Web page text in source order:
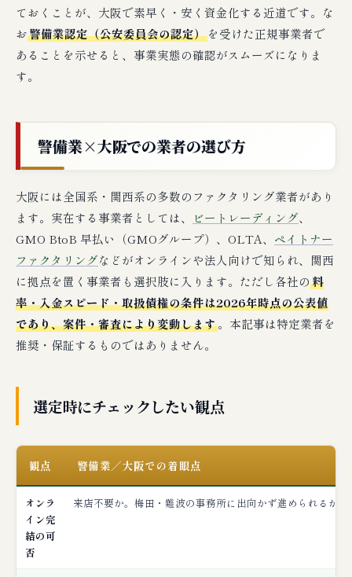
ておくことが、大阪で素早く・安く資金化する近道です。な
お警備業認定（公安委員会の認定）を受けた正規事業者で
あることを示せると、事業実態の確認がスムーズになりま
す。
警備業×大阪での業者の選び方
大阪には全国系・関西系の多数のファクタリング業者があり
ます。実在する事業者としては、
ビートレーディング、
GMO BtoB 早払い（GMOグループ）、OLTA、 ペイトナー
ファクタリングなどがオンラインや法人向けで知られ、関西
に拠点を置く事業者も選択肢に入ります。ただし各社の料
率・入金スピード・取扱債権の条件は2026年時点の公表値
であり、案件・審査により変動します。本記事は特定業者を
推奨・保証するものではありません。
選定時にチェックしたい観点
観点 警備業／大阪での着眼点
オンラ
イン完
結の可
否
来店不要か。梅田・難波の事務所に出向かず進められるか。